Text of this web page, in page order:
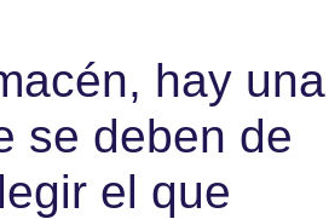
hay una
se deben de
el que